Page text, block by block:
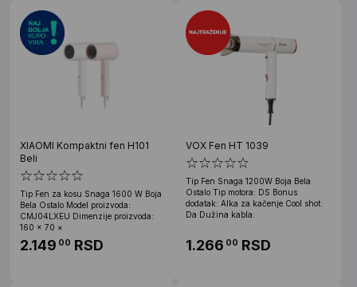
XIAOMI Kompaktni fen H101
Beli
Tip Fen za kosu Snaga 1600 W Boja
Bela Ostalo Model proizvoda:
CMJ04LXEU Dimenzije proizvoda:
160 × 70 ×
2.149 00 RSD
VOX Fen HT 1039
Tip Fen Snaga 1200W Boja Bela
Ostalo Tip motora: DS Bonus
dodatak: Alka za kačenje Cool shot:
Da Dužina kabla:
1.266 00 RSD